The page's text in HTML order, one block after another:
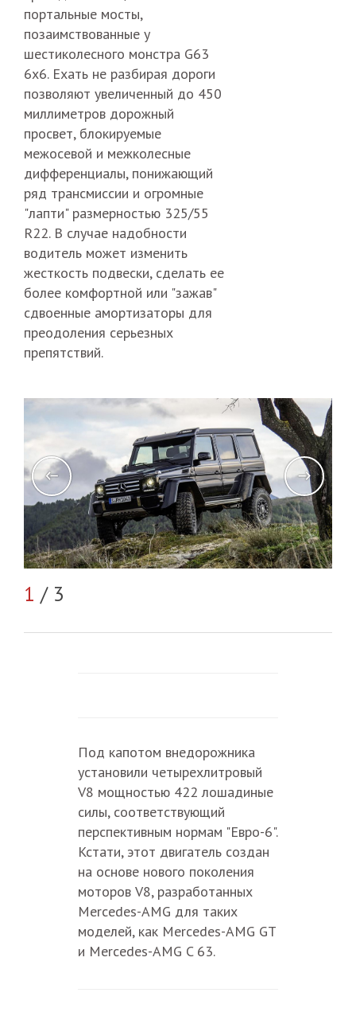
портальные мосты,
позаимствованные у
шестиколесного монстра G63
6x6. Ехать не разбирая дороги
позволяют увеличенный до 450
миллиметров дорожный
просвет, блокируемые
межосевой и межколесные
дифференциалы, понижающий
ряд трансмиссии и огромные
"лапти" размерностью 325/55
R22. В случае надобности
водитель может изменить
жесткость подвески, сделать ее
более комфортной или "зажав"
сдвоенные амортизаторы для
преодоления серьезных
препятствий.
1 / 3
Под капотом внедорожника
установили четырехлитровый
V8 мощностью 422 лошадиные
силы, соответствующий
перспективным нормам "Евро-6".
Кстати, этот двигатель создан
на основе нового поколения
моторов V8, разработанных
Mercedes-AMG для таких
моделей, как Mercedes-AMG GT
и Mercedes-AMG C 63.